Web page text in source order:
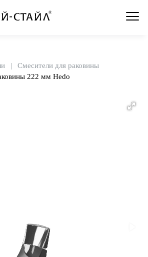
Смесители для раковины
222 мм Hedo